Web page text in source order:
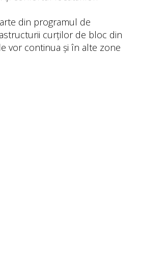
din programul de
curților de bloc din
vor continua și în alte zone